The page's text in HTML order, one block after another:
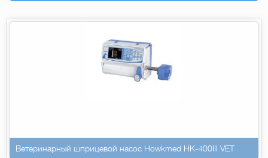
Ветеринарный шприцевой насос Howkmed HK-400III VET